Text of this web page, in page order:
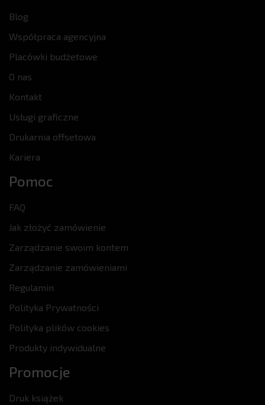
Blog
Współpraca agencyjna
Placówki budżetowe
O nas
Kontakt
Usługi graficzne
Drukarnia offsetowa
Kariera
Pomoc
FAQ
Jak złożyć zamówienie
Zarządzanie swoim kontem
Zarządzanie zamówieniami
Regulamin
Polityka Prywatności
Polityka plików cookies
Produkty indywidualne
Promocje
Druk książek